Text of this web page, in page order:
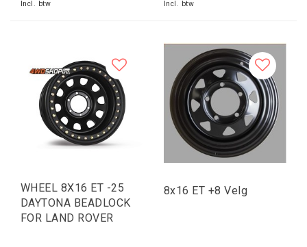
Incl. btw Incl. btw
WHEEL 8X16 ET -25
DAYTONA BEADLOCK
FOR LAND ROVER
8x16 ET +8 Velg